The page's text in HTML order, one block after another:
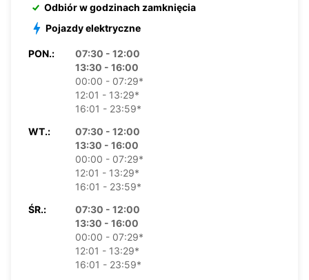
Odbiór w godzinach zamknięcia
Pojazdy elektryczne
PON.:
07:30 - 12:00
13:30 - 16:00
00:00 - 07:29*
12:01 - 13:29*
16:01 - 23:59*
WT.:
07:30 - 12:00
13:30 - 16:00
00:00 - 07:29*
12:01 - 13:29*
16:01 - 23:59*
ŚR.:
07:30 - 12:00
13:30 - 16:00
00:00 - 07:29*
12:01 - 13:29*
16:01 - 23:59*